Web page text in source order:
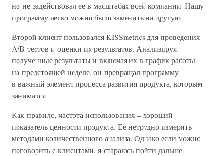
но не задействовал ее в масштабах всей компании. Нашу
программу легко можно было заменить на другую.
Второй клиент пользовался KISSmetrics для проведения
A/B-тестов и оценки их результатов. Анализируя
полученные результаты и включая их в график работы
на предстоящей неделе, он превращал программу
в важный элемент процесса развития продукта, которым
занимался.
Как правило, частота использования – хороший
показатель ценности продукта. Ее нетрудно измерить
методами количественного анализа. Однако если можно
поговорить с клиентами, я стараюсь пойти дальше